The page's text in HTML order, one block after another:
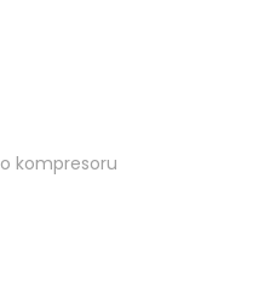
kompresoru